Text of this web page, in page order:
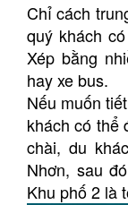
Chỉ cách
quý khách
Xép bằng
hay xe bus.
Nếu muốn
khách có thể
chài, du
Nhơn, sau
Khu phố 2 là